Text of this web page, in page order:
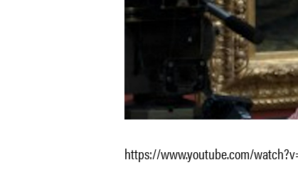
https://www.youtube.com/